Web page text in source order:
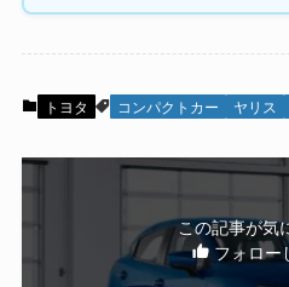
トヨタ コンパクトカー ヤリス
この記事が気
フォロー